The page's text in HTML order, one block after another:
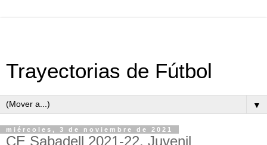
Trayectorias de Fútbol
▼
miércoles, 3 de noviembre de 2021
CE Sabadell 2021-22. Juvenil